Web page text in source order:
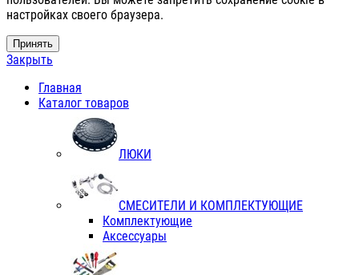
настройках своего браузера.
Принять
Закрыть
Главная
Каталог товаров
ЛЮКИ
СМЕСИТЕЛИ И КОМПЛЕКТУЮЩИЕ
Комплектующие
Аксессуары